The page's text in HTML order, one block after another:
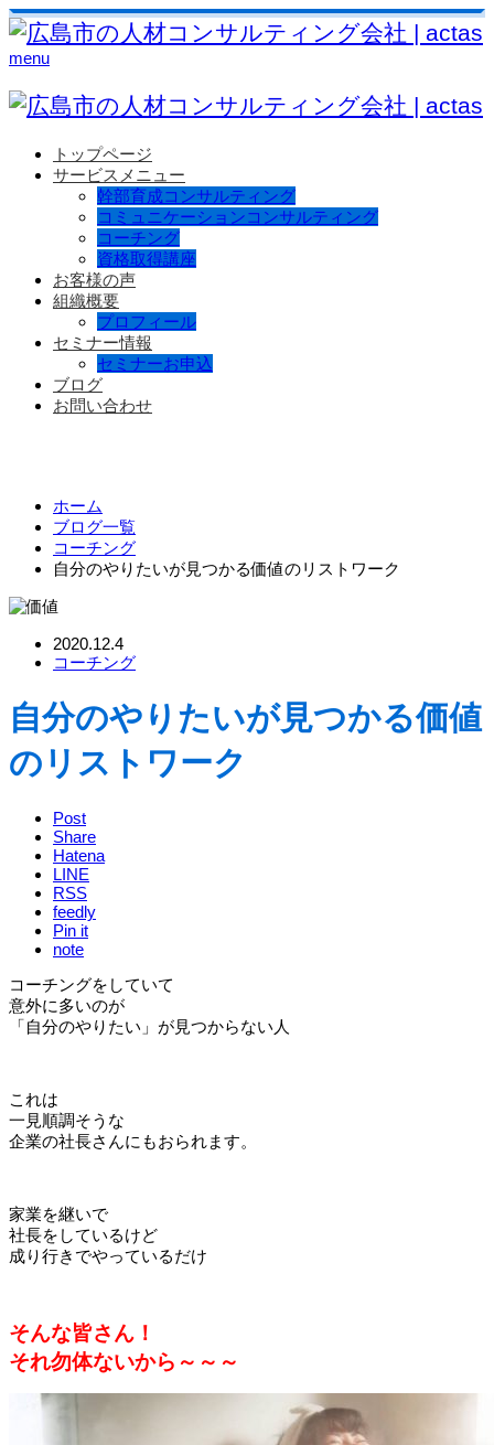
menu
トップページ
サービスメニュー
幹部育成コンサルティング
コミュニケーションコンサルティング
コーチング
資格取得講座
お客様の声
組織概要
プロフィール
セミナー情報
セミナーお申込
ブログ
お問い合わせ
ホーム
ブログ一覧
コーチング
自分のやりたいが見つかる価値のリストワーク
2020.12.4
コーチング
自分のやりたいが見つかる価値
のリストワーク
Post
Share
Hatena
LINE
RSS
feedly
Pin it
note
コーチングをしていて
意外に多いのが
「自分のやりたい」が見つからない人
これは
一見順調そうな
企業の社長さんにもおられます。
家業を継いで
社長をしているけど
成り行きでやっているだけ
そんな皆さん！
それ勿体ないから～～～